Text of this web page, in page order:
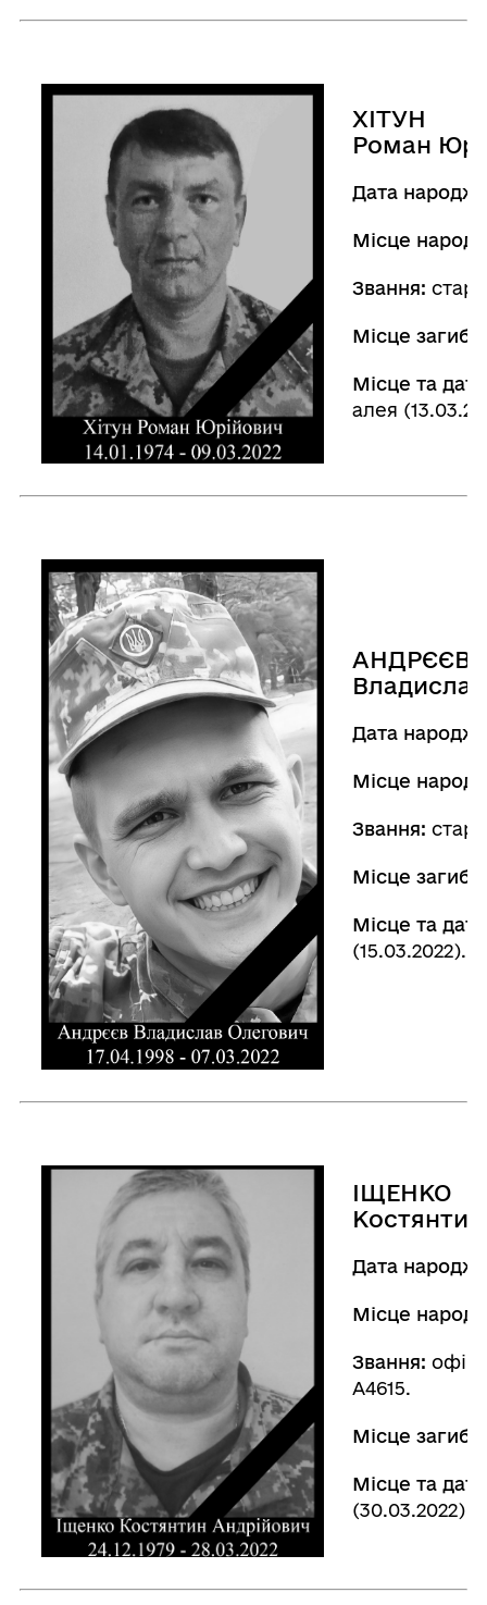
ХІТУН
Роман
Дата
Місце
Звання:
Місце
Місце та
алея
АНДРЄЄВ
Дата
Місце
Звання:
Місце
Місце та
(15.03.2022).
ІЩЕНКО
Дата
Місце
Звання:
А4615.
Місце
Місце та
(30.03.2022)